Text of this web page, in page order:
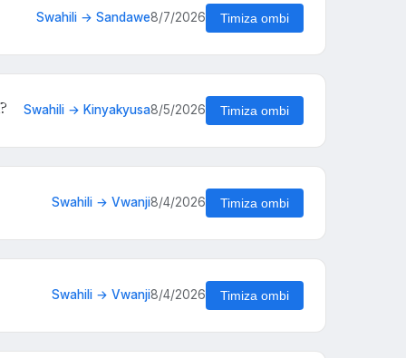
Swahili → Sandawe8/7/2026 Timiza ombi
Swahili → Kinyakyusa8/5/2026 Timiza ombi
Swahili → Vwanji8/4/2026 Timiza ombi
Swahili → Vwanji8/4/2026 Timiza ombi